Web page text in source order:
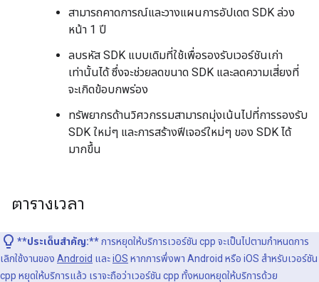
สามารถคาดการณ์และวางแผนการอัปเดต SDK ล่วง
หน้า 1 ปี
ลบรหัส SDK แบบเดิมที่ใช้เพื่อรองรับเวอร์ชันเก่า
เท่านั้นได้ ซึ่งจะช่วยลดขนาด SDK และลดความเสี่ยงที่
จะเกิดข้อบกพร่อง
ทรัพยากรด้านวิศวกรรมสามารถมุ่งเน้นไปที่การรองรับ
SDK ใหม่ๆ และการสร้างฟีเจอร์ใหม่ๆ ของ SDK ได้
มากขึ้น
ตารางเวลา
**ประเด็นสำคัญ:**การหยุดให้บริการเวอร์ชัน cpp จะเป็นไปตามกำหนดการ
เลิกใช้งานของ Android และiOS หากการพึ่งพา Android หรือ iOS สำหรับเวอร์ชัน
cpp หยุดให้บริการแล้ว เราจะถือว่าเวอร์ชัน cpp ทั้งหมดหยุดให้บริการด้วย